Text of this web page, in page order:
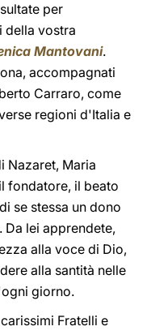
per
della vostra
Mantovani.
accompagnati
Carraro, come
regioni d'Italia e
Nazaret, Maria
fondatore, il beato
se stessa un dono
lei apprendete,
alla voce di Dio,
alla santità nelle
giorno.
Fratelli e